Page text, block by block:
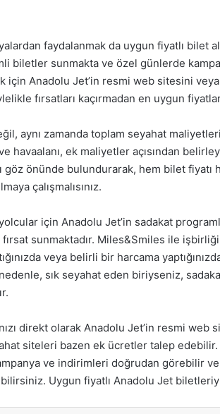
faydalanmak da uygun fiyatlı bilet
biletler sunmakta ve özel günlerde
için Anadolu Jet’in resmi web sitesini
fırsatları kaçırmadan en uygun
aynı zamanda toplam seyahat
havaalanı, ek maliyetler açısından
göz önünde bulundurarak, hem bilet fiyatı
çalışmalısınız.
için Anadolu Jet’in sadakat
sunmaktadır. Miles&Smiles ile
veya belirli bir harcama
sık seyahat eden biriyseniz,
direkt olarak Anadolu Jet’in resmi web
siteleri bazen ek ücretler talep
ve indirimleri doğrudan görebilir
Uygun fiyatlı Anadolu Jet